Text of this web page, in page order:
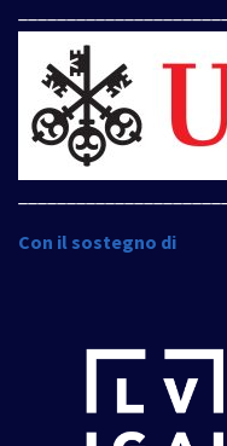
Con il sostegno di